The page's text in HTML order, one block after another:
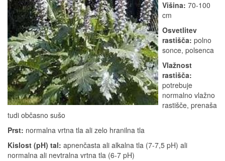
Višina: 70-100
cm
Osvetlitev
rastišča: polno
sonce, polsenca
Vlažnost
rastišča:
potrebuje
normalno vlažno
rastišče, prenaša
tudi občasno sušo
Prst: normalna vrtna tla ali zelo hranilna tla
Kislost (pH) tal: apnenčasta ali alkalna tla (7-7,5 pH) ali
normalna ali nevtralna vrtna tla (6-7 pH)